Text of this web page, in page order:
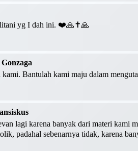
litani yg I dah ini. ❤️🙏✝️🙏
Bantulah kami maju dalam
lagi karena banyak dari materi kami
padahal sebenarnya tidak, karena